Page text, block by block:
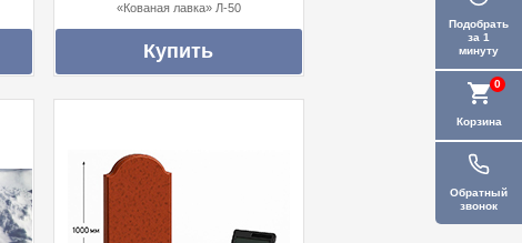
Подобрать
за 1
минуту
Корзина
0
Обратный
звонок
«Кованая лавка» Л-50